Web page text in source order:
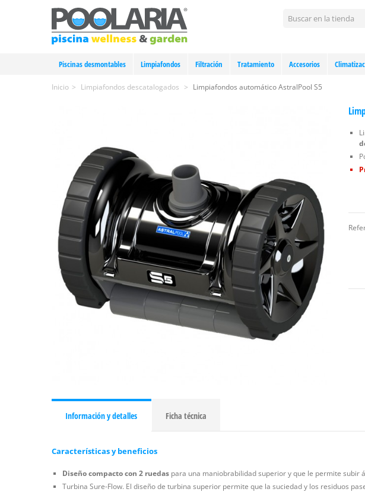
Piscinas desmontables Limpiafondos Filtración Tratamiento Accesorios
Inicio > Limpiafondos descatalogados > Limpiafondos automático AstralPool S5
Información y detalles Ficha técnica
Características y beneficios
Diseño compacto con 2 ruedas para una maniobrabilidad superior y que le permite subir
Turbina Sure-Flow. El diseño de turbina superior permite que la suciedad y los residuos